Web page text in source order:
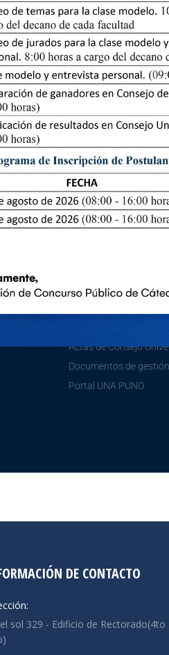
Actas de Consejo
Documentos de gestión
Portal UNA PUNO
DE CONTACTO
sol 329 - Edificio de Rectorado(4to